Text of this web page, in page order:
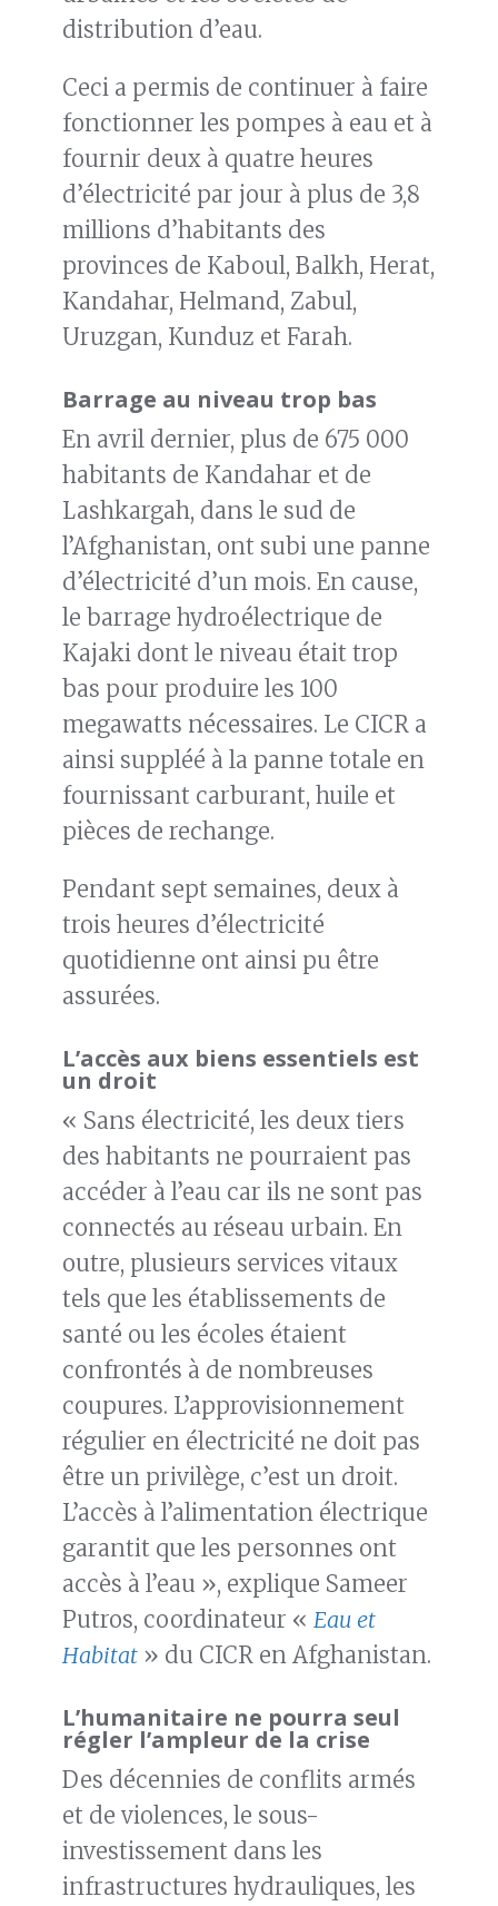
distribution d’eau.
Ceci a permis de continuer à faire
fonctionner les pompes à eau et à
fournir deux à quatre heures
d’électricité par jour à plus de 3,8
millions d’habitants des
provinces de Kaboul, Balkh, Herat,
Kandahar, Helmand, Zabul,
Uruzgan, Kunduz et Farah.
Barrage au niveau trop bas
En avril dernier, plus de 675 000
habitants de Kandahar et de
Lashkargah, dans le sud de
l’Afghanistan, ont subi une panne
d’électricité d’un mois. En cause,
le barrage hydroélectrique de
Kajaki dont le niveau était trop
bas pour produire les 100
megawatts nécessaires. Le CICR a
ainsi suppléé à la panne totale en
fournissant carburant, huile et
pièces de rechange.
Pendant sept semaines, deux à
trois heures d’électricité
quotidienne ont ainsi pu être
assurées.
L’accès aux biens essentiels est
un droit
« Sans électricité, les deux tiers
des habitants ne pourraient pas
accéder à l’eau car ils ne sont pas
connectés au réseau urbain. En
outre, plusieurs services vitaux
tels que les établissements de
santé ou les écoles étaient
confrontés à de nombreuses
coupures. L’approvisionnement
régulier en électricité ne doit pas
être un privilège, c’est un droit.
L’accès à l’alimentation électrique
garantit que les personnes ont
accès à l’eau », explique Sameer
Putros, coordinateur « Eau et
Habitat » du CICR en Afghanistan.
L’humanitaire ne pourra seul
régler l’ampleur de la crise
Des décennies de conflits armés
et de violences, le sous-
investissement dans les
infrastructures hydrauliques, les